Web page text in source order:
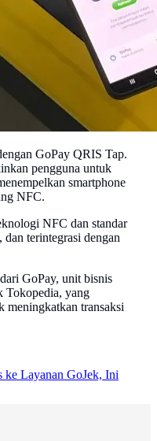
GoPay QRIS Tap.
pengguna untuk
smartphone
NFC.
NFC dan standar
terintegrasi dengan
GoPay, unit bisnis
Tokopedia, yang
meningkatkan transaksi
ke Layanan GoJek, Ini